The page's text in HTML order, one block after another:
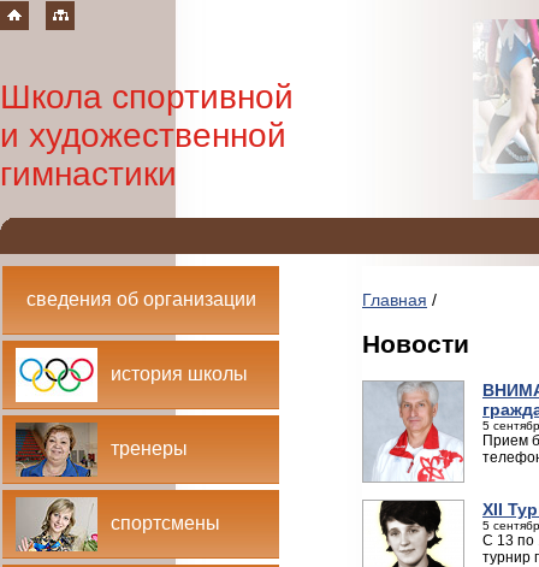
Школа спортивной
и художественной
гимнастики
сведения об организации
история школы
тренеры
спортсмены
Главная /
Новости
5
Прием
XII
5
С 13 по
турнир